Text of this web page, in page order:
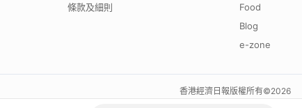
條款及細則
Food
Blog
e-zone
香港經濟日報版權所有©2026